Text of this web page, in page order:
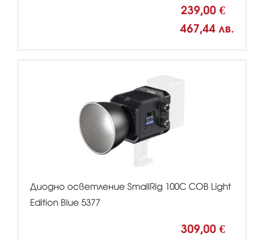
239,00 €
467,44 лв.
Диодно осветление SmallRig 100C COB Light
Edition Blue 5377
309,00 €